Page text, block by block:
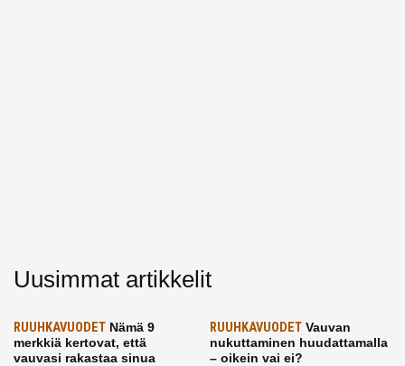
Uusimmat artikkelit
RUUHKAVUODET Nämä 9
merkkiä kertovat, että
vauvasi rakastaa sinua
RUUHKAVUODETVauvan
nukuttaminen huudattamalla
– oikein vai ei?